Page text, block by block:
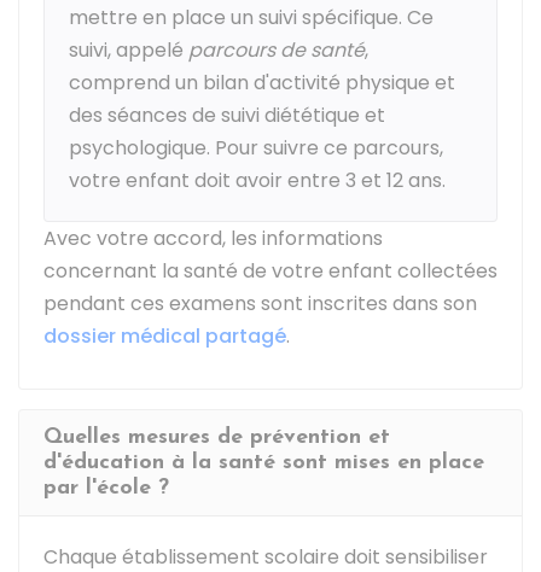
mettre en place un suivi spécifique. Ce
suivi, appelé parcours de santé,
comprend un bilan d'activité physique et
des séances de suivi diététique et
psychologique. Pour suivre ce parcours,
votre enfant doit avoir entre 3 et 12 ans.
Avec votre accord, les informations
concernant la santé de votre enfant collectées
pendant ces examens sont inscrites dans son
dossier médical partagé.
Quelles mesures de prévention et
d'éducation à la santé sont mises en place
par l'école ?
Chaque établissement scolaire doit sensibiliser